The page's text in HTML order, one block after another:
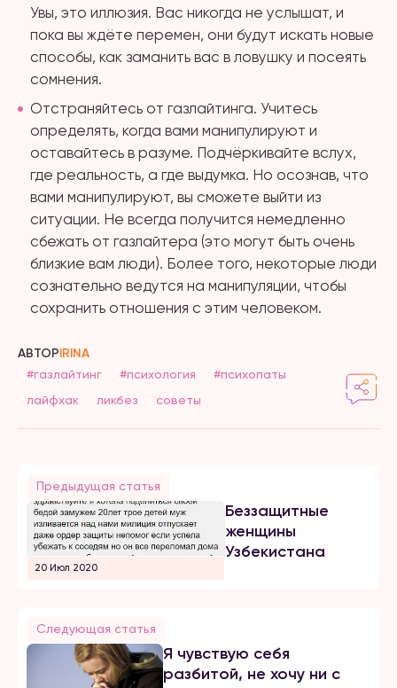
Увы, это иллюзия. Вас никогда не услышат, и
пока вы ждёте перемен, они будут искать новые
способы, как заманить вас в ловушку и посеять
сомнения.
Отстраняйтесь от газлайтинга. Учитесь
определять, когда вами манипулируют и
оставайтесь в разуме. Подчёркивайте вслух,
где реальность, а где выдумка. Но осознав, что
вами манипулируют, вы сможете выйти из
ситуации. Не всегда получится немедленно
сбежать от газлайтера (это могут быть очень
близкие вам люди). Более того, некоторые люди
сознательно ведутся на манипуляции, чтобы
сохранить отношения с этим человеком.
АВТОРIRINA
#газлайтинг #психология
#психопаты
лайфхак
ликбез советы
Предыдущая статья
20 Июл 2020
Беззащитные
женщины
Узбекистана
Следующая статья
Я чувствую себя
разбитой, не хочу ни с